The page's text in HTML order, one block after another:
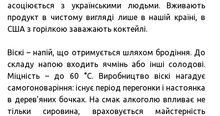
асоціюється з українськими людьми. Вживають
продукт в чистому вигляді лише в нашій країні, в
США з горілкою заважають коктейлі.
Віскі – напій, що отримується шляхом бродіння. До
складу напою входить ячмінь або інші солодові.
Міцність – до 60 °C. Виробництво віскі нагадує
самогоноваріння: існує період перегонки і настоянка
в дерев’яних бочках. На смак алкоголю впливає не
тільки сировина, враховується майстерність